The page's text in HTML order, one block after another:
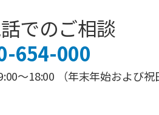
でのご相談
654-000
～18:00 （年末年始および祝